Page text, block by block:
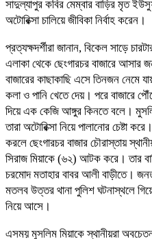
সাদুল্যাপুর কবির মেম্বার বাড়ির মৃত
অটোরিক্সা চালিয়ে জীবিকা নির্বাহ করেন।
প্রত্যক্ষদর্শীরা জানান, বিকেল সাড়ে
এলাকা থেকে ছেংগারচর বাজারে আসার
বাজারের কাছাকাছি এসে তিনজন নেমে
কলা ও পানি খেতে দেয়। পরে বাজারে
দিয়ে এক কেজি আঙ্গুর কিনতে বলে।
তারা অটোরিক্সা নিয়ে পালানোর চেষ্টা
করলে ছেংগারচর বাজার চৌরাস্তায়
সিরাজ মিয়াকে (৬২) আটক করে। তার
চরমোদ মতাহার বাবর আলী বাড়ীতে।
মতলব উত্তর থানা পুলিশ ঘটনাস্থলে
নিয়ে আসে।
এসময় মুসলিম মিয়াকে স্থানীয়রা